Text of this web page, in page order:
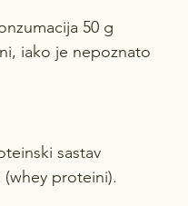
50 g
iako je nepoznato
sastav
proteini).